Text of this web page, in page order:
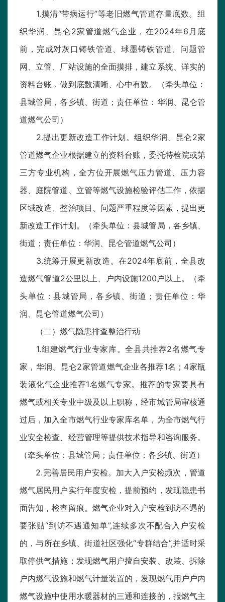
1.摸清“带病运行”等老旧燃气管道存量底数。组
织华润、昆仑2家管道燃气企业，在2024年6月底
前，完成对灰口铸铁管道、球墨铸铁管道、问题管
网、立管、厂站设施的全面摸排，建立系统、详实的
资料台账，做到底数清晰、心中有数。（牵头单位：
县城管局，各乡镇、街道；责任单位：华润、昆仑管
道燃气公司）
2.提出更新改造工作计划。组织华润、昆仑2家
管道燃气企业根据建立的资料台账，委托特检院或第
三方专业机构，全方位开展燃气压力管道、压力容
器、庭院管道、立管等燃气设施检验评估工作，依据
区域改造、整治项目、问题严重程度等因素，提出更
新改造工作计划。（牵头单位：县城管局，各乡镇、
街道；责任单位：华润、昆仑管道燃气公司）
3.统筹开展更新改造。在2024年底前，全县改
造燃气管道2公里以上、户内设施1200户以上。（牵
头单位：县城管局，各乡镇、街道；责任单位：华
润、昆仑管道燃气公司）
（二）燃气隐患排查整治行动
1.组建燃气行业专家库。全县共推荐2名燃气专
家，华润、昆仑2家管道燃气企业各推荐1名；4家瓶
装液化气企业推荐1名燃气专家。推荐的专家要具有
燃气或相关专业中级及以上职称，经市城管局审核通
过后，加入全市燃气行业专家库名单，为全市燃气行
业安全检查、经营管理等提供技术指导和咨询服务。
（牵头单位：县城管局；责任单位：各乡镇、街道）
2.完善居民用户安检。加大入户安检频次，管道
燃气居民用户实行年度安检，提前预约，发现隐患书
面告知，检查留痕。燃气企业对入户安检到访不遇的
要张贴“到访不遇通知单”,连续多次不配合入户安检
的，与所在乡镇、街道社区强化“专群结合”,并适时采
取停供气措施；发现燃气用户擅自安装、改装、拆除
户内燃气设施和燃气计量装置的，发现燃气用户户内
燃气设施中使用水暖器材的三通和连接的，报燃气主